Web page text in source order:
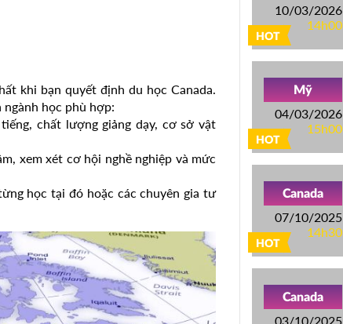
khi bạn quyết định du học Canada.
học phù hợp:
chất lượng giảng dạy, cơ sở vật
xem xét cơ hội nghề nghiệp và mức
học tại đó hoặc các chuyên gia tư
HOT
10/03/2026
14h00
HOT
Mỹ
04/03/2026
15h00
HOT
Canada
07/10/2025
14h30
Canada
03/10/2025